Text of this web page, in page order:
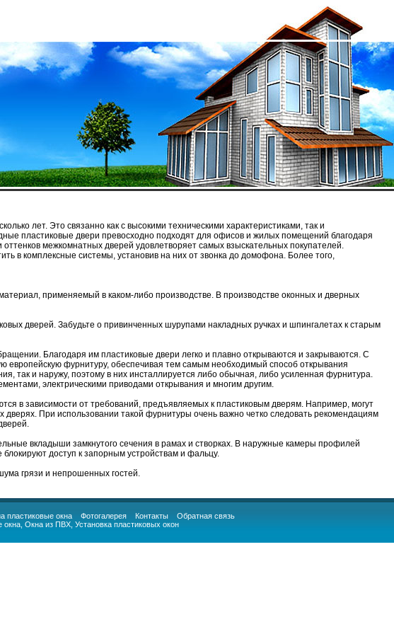
лет. Это связанно как с высокими техническими характеристиками, так и
пластиковые двери превосходно подходят для офисов и жилых помещений благодаря
межкомнатных дверей удовлетворяет самых взыскательных покупателей.
в комплексные системы, установив на них от звонка до домофона. Более того,
применяемый в каком-либо производстве. В производстве оконных и дверных
дверей. Забудьте о привинченных шурупами накладных ручках и шпингалетах к старым
Благодаря им пластиковые двери легко и плавно открываются и закрываются. С
фурнитуру, обеспечивая тем самым необходимый способ открывания
так и наружу, поэтому в них инсталлируется либо обычная, либо усиленная фурнитура.
электрическими приводами открывания и многим другим.
в зависимости от требований, предъявляемых к пластиковым дверям. Например, могут
При использовании такой фурнитуры очень важно четко следовать рекомендациям
вкладыши замкнутого сечения в рамах и створках. В наружные камеры профилей
доступ к запорным устройствам и фальцу.
грязи и непрошенных гостей.
пластиковые окна Фотогалерея Контакты
Обратная связь
окна Окна из ПВХ Установка пластиковых окон